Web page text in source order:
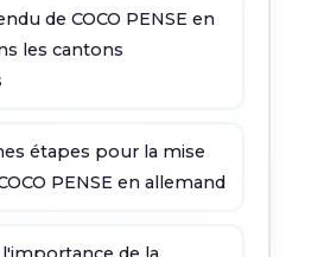
de COCO PENSE en
les cantons
étapes pour la mise
PENSE en allemand